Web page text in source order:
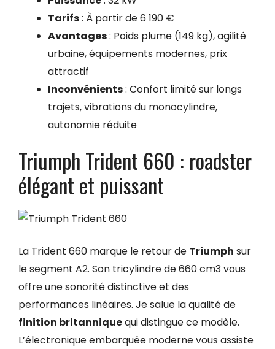
Tarifs: À partir de 6 190 €
Avantages: Poids plume (149 kg), agilité
urbaine, équipements modernes, prix
attractif
Inconvénients: Confort limité sur longs
trajets, vibrations du monocylindre,
autonomie réduite
Triumph Trident 660 : roadster
élégant et puissant
La Trident 660 marque le retour de Triumph sur
le segment A2. Son tricylindre de 660 cm3 vous
offre une sonorité distinctive et des
performances linéaires. Je salue la qualité de
finition britanniquequi distingue ce modèle.
L’électronique embarquée moderne vous assiste